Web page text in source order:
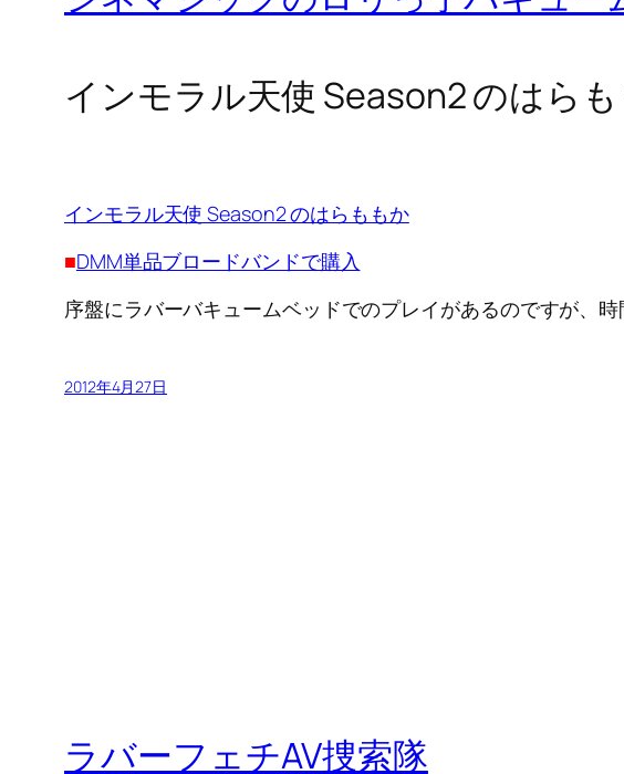
インモラル天使 Season2 のはら
インモラル天使 Season2 のはらももか
■DMM単品ブロードバンドで購入
序盤にラバーバキュームベッドでのプレイがあるのですが、
2012年4月27日
ラバーフェチAV捜索隊